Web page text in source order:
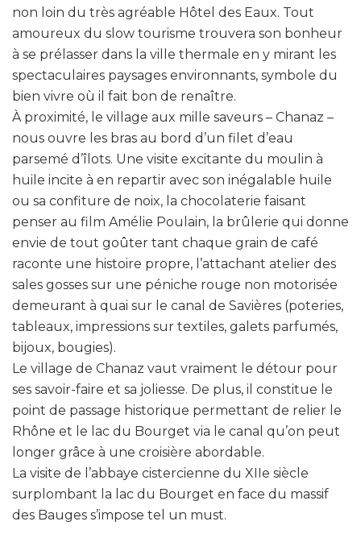
non loin du très agréable Hôtel des Eaux. Tout
amoureux du slow tourisme trouvera son bonheur
à se prélasser dans la ville thermale en y mirant les
spectaculaires paysages environnants, symbole du
bien vivre où il fait bon de renaître.
À proximité, le village aux mille saveurs – Chanaz –
nous ouvre les bras au bord d’un filet d’eau
parsemé d’îlots. Une visite excitante du moulin à
huile incite à en repartir avec son inégalable huile
ou sa confiture de noix, la chocolaterie faisant
penser au film Amélie Poulain, la brûlerie qui donne
envie de tout goûter tant chaque grain de café
raconte une histoire propre, l’attachant atelier des
sales gosses sur une péniche rouge non motorisée
demeurant à quai sur le canal de Savières (poteries,
tableaux, impressions sur textiles, galets parfumés,
bijoux, bougies).
Le village de Chanaz vaut vraiment le détour pour
ses savoir-faire et sa joliesse. De plus, il constitue le
point de passage historique permettant de relier le
Rhône et le lac du Bourget via le canal qu’on peut
longer grâce à une croisière abordable.
La visite de l’abbaye cistercienne du XIIe siècle
surplombant la lac du Bourget en face du massif
des Bauges s’impose tel un must.